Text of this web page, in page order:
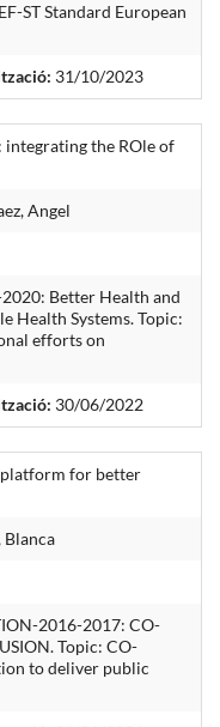
ST Standard European
31/10/2023
the ROle of
Angel
Better Health and
Health Systems. Topic:
efforts on
30/06/2022
for better
Blanca
2016-2017: CO-
Topic: CO-
to deliver public